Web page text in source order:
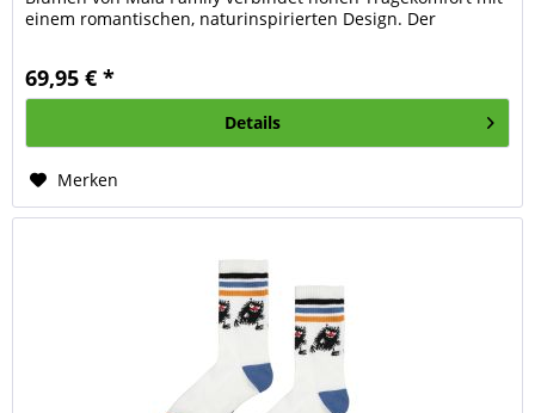
einem romantischen, naturinspirierten Design. Der
69,95 € *
Details
Merken